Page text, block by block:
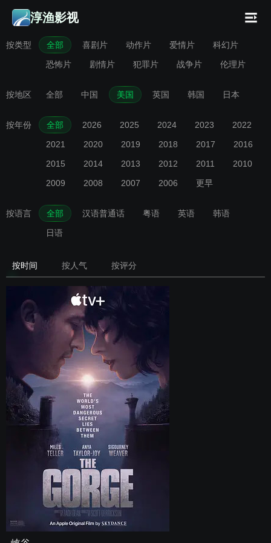
淳渔影视
按类型 全部 喜剧片 动作片 爱情片
科幻片
恐怖片
剧情片 犯罪片 战争片 伦理片
按地区 全部 中国 美国 英国 韩国 日本
按年份 全部 2026 2025 2024 2023
2022
2021
2020 2019 2018 2017
2016
2015
2014 2013 2012 2011
2010
2009
2008 2007 2006 更早
按语言 全部 汉语普通话 粤语 英语
韩语
日语
按时间 按人气 按评分